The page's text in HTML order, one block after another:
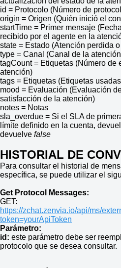
id = Protocolo (Número de
origin = Origen (Quién inició el
startTime = Primer mensaje
recibido por el agente en la
state = Estado (Atención perdida
type = Canal (Canal de la
tagCount = Etiquetas (Número de
atención)
tags = Etiquetas (Etiquetas
mood = Evaluación (Evaluación
satisfacción de la atención)
notes = Notas
sla_overdue = Si el SLA de
límite definido en la cuenta,
devuelve false
HISTORIAL DE
Para consultar el historial de
específica, se puede utilizar el
Get Protocol Messages:
GET:
https://zchat.zenvia.io/api/ms/
token=yourApiToken
Parámetro:
id: este parámetro debe ser
protocolo que se desea consultar.